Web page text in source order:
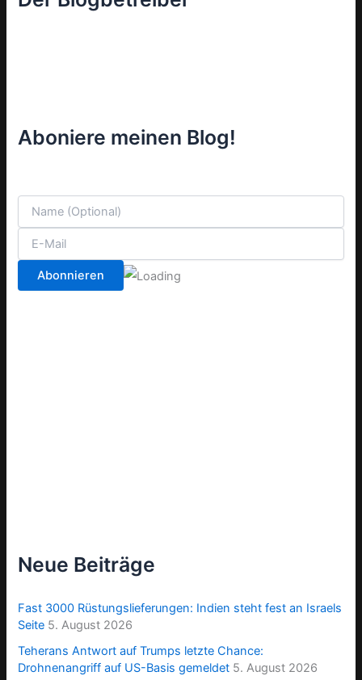
Aboniere meinen Blog!
Neue Beiträge
Fast 3000 Rüstungslieferungen: Indien steht fest an Israels
Seite 5. August 2026
Teherans Antwort auf Trumps letzte Chance:
Drohnenangriff auf US-Basis gemeldet 5. August 2026